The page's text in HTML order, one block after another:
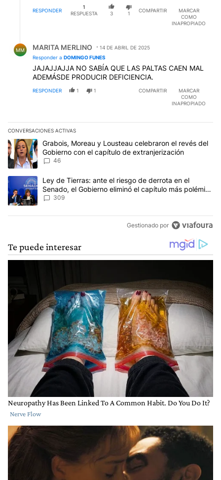
RESPONDER
1
RESPUESTA
3 1
COMPARTIR
MARCAR
COMO
INAPROPIADO
MM MARITA MERLINO
14 DE ABRIL DE 2025
Responder a DOMINGO FUNES
JAJAJJAJJA NO SABÍA QUE LAS PALTAS CAEN MAL
ADEMÁSDE PRODUCIR DEFICIENCIA.
RESPONDER 1 1 COMPARTIR
MARCAR
COMO
INAPROPIADO
CONVERSACIONES ACTIVAS
Este listado muestra los artículos con más comentarios en los
Un artículo de tendencia con el título "Grabois, Moreau y
Grabois, Moreau y Lousteau celebraron el revés del
Gobierno con el capítulo de extranjerización
46
Un artículo de tendencia con el título "Ley de Tierras: ante el
Ley de Tierras: ante el riesgo de derrota en el
Senado, el Gobierno eliminó el capítulo más polémico
del proyecto
309
Gestionado por